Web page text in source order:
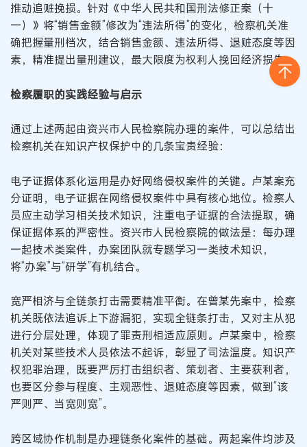
推动追赃挽损。针对《中华人民共和国刑法修正案（十
一）》将“销售金额”修改为“违法所得”的变化，检察机关准
确把握量刑档次，结合销售金额、违法所得、退赃态度等因
素，精准提出量刑建议，最大限度为权利人挽回经济损失。
检察履职的实践经验与启示
通过上述两起由资兴市人民检察院办理的案件，可以总结出
检察机关在知识产权保护中的几条宝贵经验：
电子证据体系化运用是办好网络侵权案件的关键。卢某案充
分证明，电子证据在网络侵权案件中具有核心地位。检察人
员应主动学习相关技术知识，注重电子证据的合法提取，确
保证据体系的严密性。资兴市人民检察院的做法是：每办理
一起技术类案件，办案团队就专题学习一类技术知识，
将“办案”与“研学”有机结合。
宽严相济与全链条打击需要精准平衡。在曾某先案中，检察
机关既依法追诉上下游漏犯，实现全链条打击，又对主从犯
进行分层处理，体现了罪责刑相适应原则。卢某案中，检察
机关对某些技术人员依法不起诉，彰显了司法温度。知识产
权犯罪治理，既要严厉打击组织者、策划者、主要获利者，
也要区分参与程度、主观恶性、退赃态度等因素，做到“该
严则严、当宽则宽”。
跨区域协作机制是办理链条化案件的基础。两起案件均涉及